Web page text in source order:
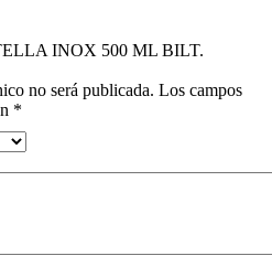
INOX 500 ML BILT.
no será publicada. Los campos
*